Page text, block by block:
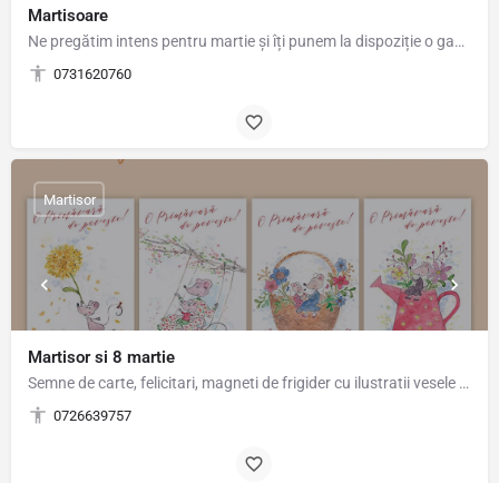
Martisoare
Ne pregătim intens pentru martie și îți punem la dispoziție o gamă variată de martisoare cu care să vestești…
0731620760
Martisor si 8 martie
Semne de carte, felicitari, magneti de frigider cu ilustratii vesele si colorate. Felicitari - 7 lei (plic…
0726639757
Martisor